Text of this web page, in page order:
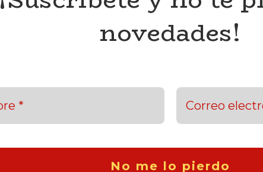
novedades!